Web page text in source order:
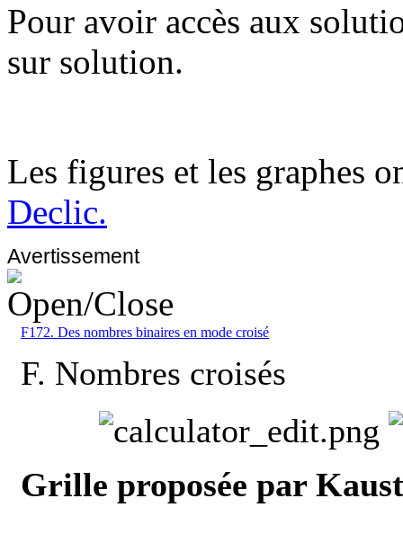
Pour avoir accès aux
sur solution.
Les figures et les graphes
Declic.
Avertissement
F172. Des nombres binaires en mode croisé
F. Nombres croisés
Grille proposée par